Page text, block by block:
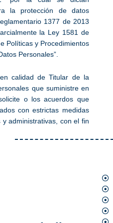
la protección de datos
1377 de 2013
la Ley 1581 de
Políticas y Procedimientos
Personales”.
calidad de Titular de la
que suministre en
o los acuerdos que
con estrictas medidas
administrativas, con el fin